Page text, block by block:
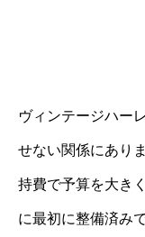
ヴィンテージハー
せない関係にあり
持費で予算を大き
に最初に整備済み